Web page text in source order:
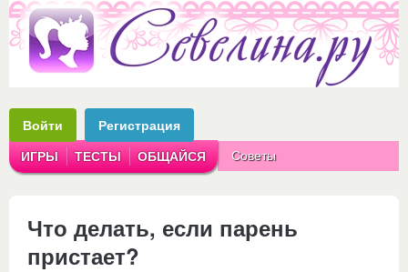
Войти Регистрация
ИГРЫ ТЕСТЫ ОБЩАЙСЯ Советы
Что делать, если парень
пристает?